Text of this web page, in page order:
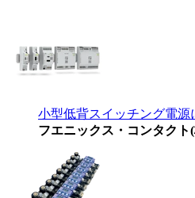
小型低背スイッチング電
フエニックス・コンタクト